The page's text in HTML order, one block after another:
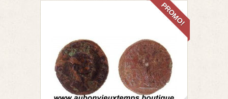
PROMO!